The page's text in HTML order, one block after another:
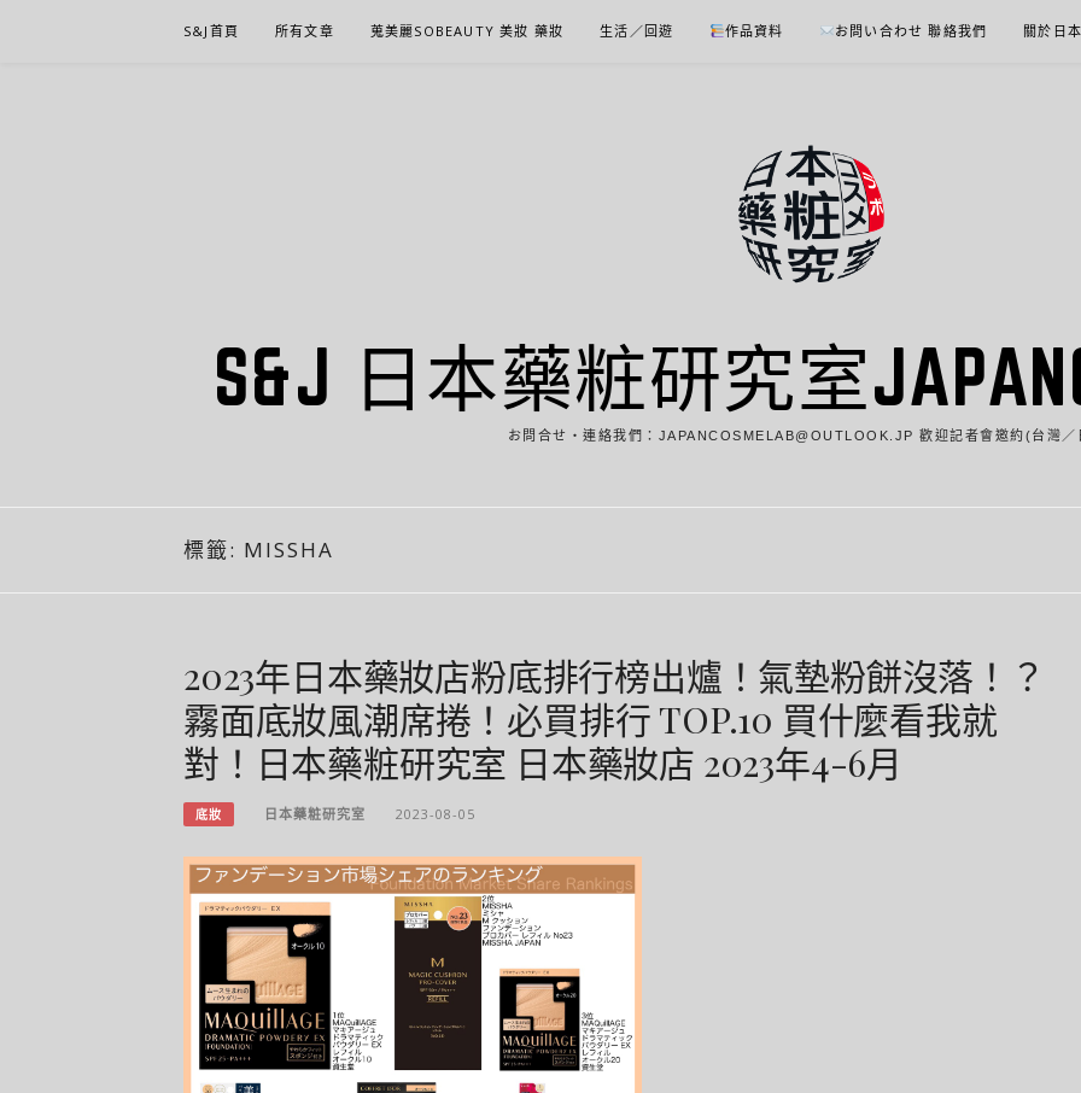
S&J首頁 所有文章 蒐美麗SOBEAUTY 美妝 藥妝 生活／回遊 作品資料 お問い合わせ 聯絡我們 關於日
S&J 日本藥粧研究室
お問合せ・連絡我們：JAPANCOSMELAB@OUTLOOK.JP 歡迎記者會邀約(台灣／
標籤: MISSHA
2023年日本藥妝店粉底排行榜出爐！氣墊粉餅沒落！？
霧面底妝風潮席捲！必買排行 TOP.10 買什麼看我就
對！日本藥粧研究室 日本藥妝店 2023年4-6月
底妝 日本藥粧研究室 2023-08-05